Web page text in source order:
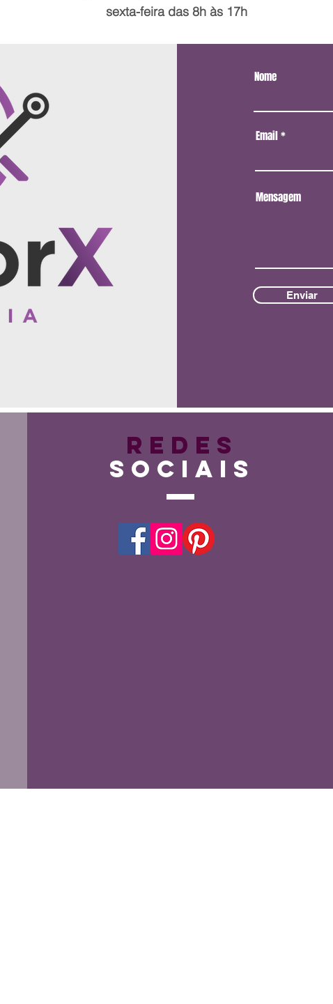
sexta-feira das 8h às 17h
Nome
Email
Mensagem
Enviar
Redes
Sociais